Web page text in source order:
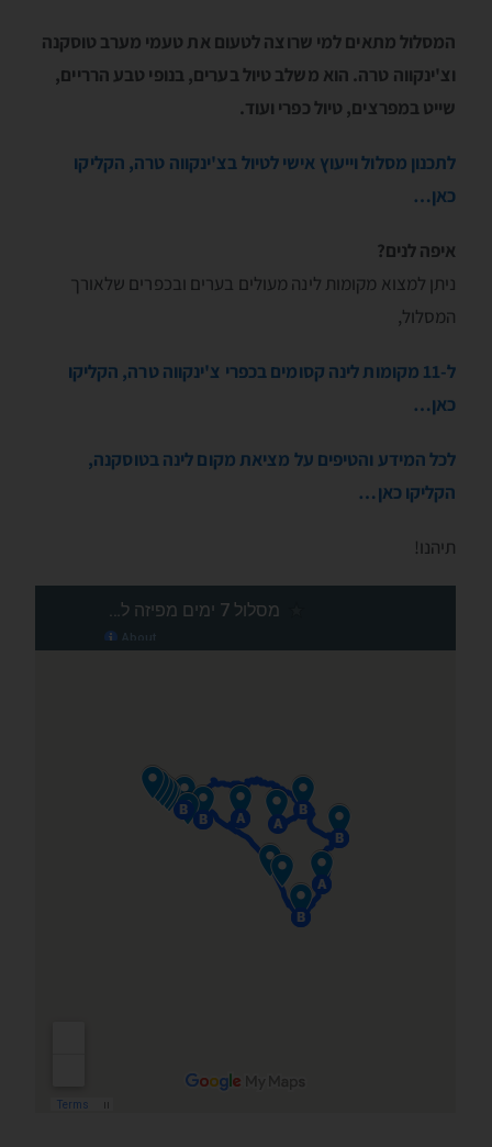
המסלול מתאים למי שרוצה לטעום את טעמי מערב טוסקנה
וצ'ינקווה טרה. הוא משלב טיול בערים, בנופי טבע הרריים,
שייט במפרצים, טיול כפרי ועוד.
לתכנון מסלול וייעוץ אישי לטיול בצ'ינקווה טרה, הקליקו
כאן…
איפה לנים?
ניתן למצוא מקומות לינה מעולים בערים ובכפרים שלאורך
המסלול,
ל-11 מקומות לינה קסומים בכפרי צ'ינקווה טרה, הקליקו
כאן…
לכל המידע והטיפים על מציאת מקום לינה בטוסקנה,
הקליקו כאן…
תיהנו!